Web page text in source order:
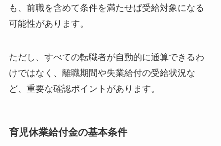
も、前職を含めて条件を満たせば受給対象になる
可能性があります。
ただし、すべての転職者が自動的に通算できるわ
けではなく、離職期間や失業給付の受給状況な
ど、重要な確認ポイントがあります。
育児休業給付金の基本条件